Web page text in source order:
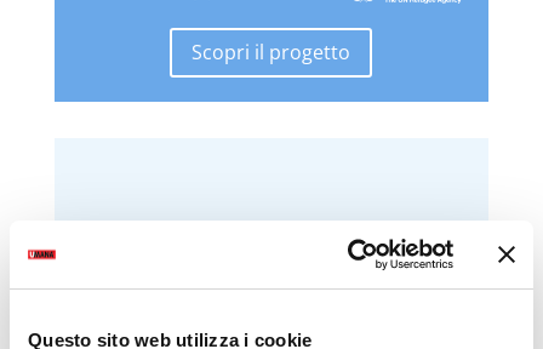
Questo sito web utilizza i cookie
Scopri il progetto